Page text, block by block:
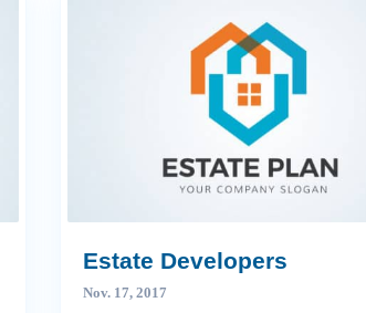
Estate Developers
Nov. 17, 2017